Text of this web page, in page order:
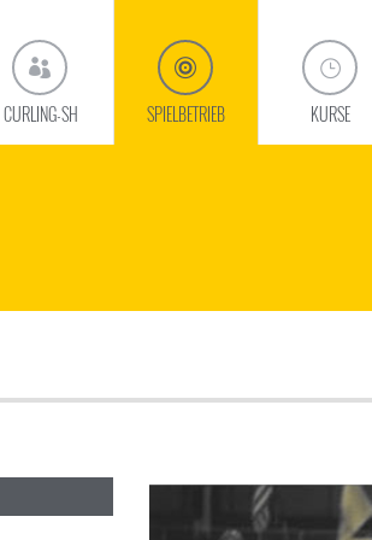
CURLING-SH SPIELBETRIEB KURSE